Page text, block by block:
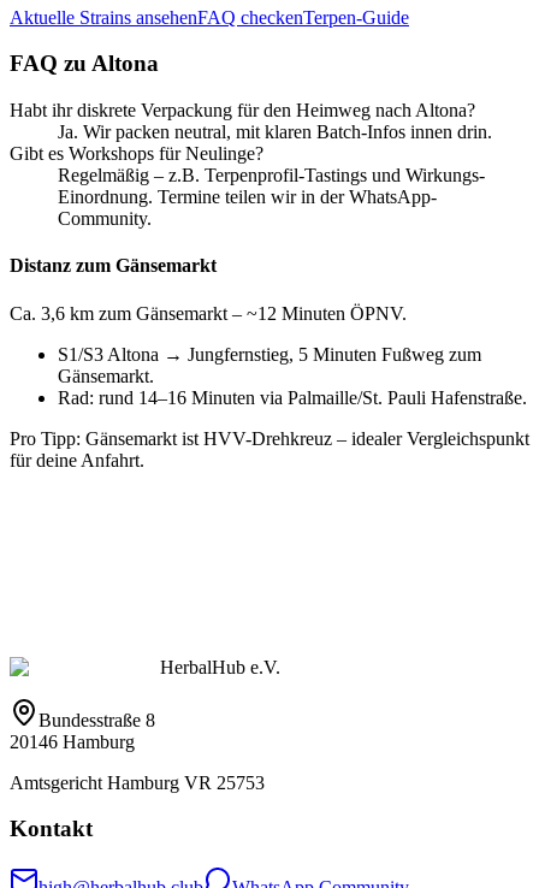
Aktuelle Strains ansehenFAQ checkenTerpen-Guide
FAQ zu Altona
Habt ihr diskrete Verpackung für den Heimweg nach Altona?
Ja. Wir packen neutral, mit klaren Batch-Infos innen drin.
Gibt es Workshops für Neulinge?
Regelmäßig – z.B. Terpenprofil-Tastings und Wirkungs-
Einordnung. Termine teilen wir in der WhatsApp-
Community.
Distanz zum Gänsemarkt
Ca. 3,6 km zum Gänsemarkt – ~12 Minuten ÖPNV.
S1/S3 Altona → Jungfernstieg, 5 Minuten Fußweg zum
Gänsemarkt.
Rad: rund 14–16 Minuten via Palmaille/St. Pauli Hafenstraße.
Pro Tipp: Gänsemarkt ist HVV-Drehkreuz – idealer Vergleichspunkt
für deine Anfahrt.
HerbalHub e.V.
Bundesstraße 8
20146 Hamburg
Amtsgericht Hamburg VR 25753
Kontakt